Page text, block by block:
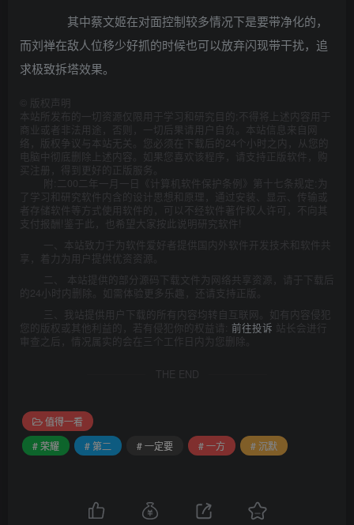
其中蔡文姬在对面控制较多情况下是要带净化的，
而刘禅在敌人位移少好抓的时候也可以放弃闪现带干扰，追
求极致拆塔效果。
版权声明
本站所发布的一切资源仅限用于学习和研究目的;不得将上述内容用于
商业或者非法用途，否则，一切后果请用户自负。本站信息来自网
络，版权争议与本站无关。您必须在下载后的24个小时之内，从您的
电脑中彻底删除上述内容。如果您喜欢该程序，请支持正版软件，购
买注册，得到更好的正版服务。
附:二00二年一月一日《计算机软件保护条例》第十七条规定:为
了学习和研究软件内含的设计思想和原理，通过安装、显示、传输或
者存储软件等方式使用软件的，可以不经软件著作权人许可，不向其
支付报酬!鉴于此，也希望大家按此说明研究软件!
一、本站致力于为软件爱好者提供国内外软件开发技术和软件共
享，着力为用户提供优资资源。
二、 本站提供的部分源码下载文件为网络共享资源，请于下载后
的24小时内删除。如需体验更多乐趣，还请支持正版。
三、我站提供用户下载的所有内容均转自互联网。如有内容侵犯
您的版权或其他利益的，若有侵犯你的权益请: 前往投诉 站长会进行
审查之后，情况属实的会在三个工作日内为您删除。
THE END
值得一看
# 荣耀
# 第二 # 一定要 # 一方 # 沉默